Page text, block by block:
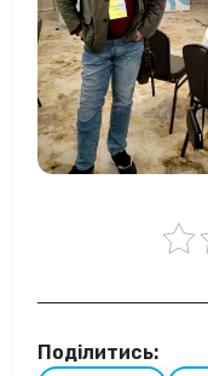
Поділитись: